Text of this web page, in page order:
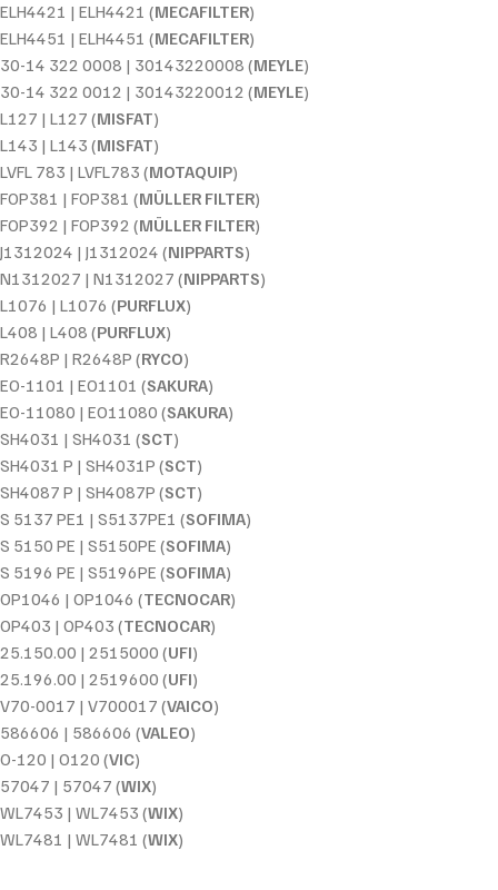
ELH4421 | ELH4421 (MECAFILTER)
ELH4451 | ELH4451 (MECAFILTER)
30-14 322 0008 | 30143220008 (MEYLE)
30-14 322 0012 | 30143220012 (MEYLE)
L127 | L127 (MISFAT)
L143 | L143 (MISFAT)
LVFL 783 | LVFL783 (MOTAQUIP)
FOP381 | FOP381 (MÜLLER FILTER)
FOP392 | FOP392 (MÜLLER FILTER)
J1312024 | J1312024 (NIPPARTS)
N1312027 | N1312027 (NIPPARTS)
L1076 | L1076 (PURFLUX)
L408 | L408 (PURFLUX)
R2648P | R2648P (RYCO)
EO-1101 | EO1101 (SAKURA)
EO-11080 | EO11080 (SAKURA)
SH4031 | SH4031 (SCT)
SH4031 P | SH4031P (SCT)
SH4087 P | SH4087P (SCT)
S 5137 PE1 | S5137PE1 (SOFIMA)
S 5150 PE | S5150PE (SOFIMA)
S 5196 PE | S5196PE (SOFIMA)
OP1046 | OP1046 (TECNOCAR)
OP403 | OP403 (TECNOCAR)
25.150.00 | 2515000 (UFI)
25.196.00 | 2519600 (UFI)
V70-0017 | V700017 (VAICO)
586606 | 586606 (VALEO)
O-120 | O120 (VIC)
57047 | 57047 (WIX)
WL7453 | WL7453 (WIX)
WL7481 | WL7481 (WIX)